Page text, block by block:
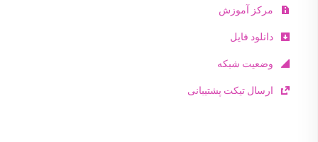
مرکز آموزش
دانلود فایل
وضعیت شبکه
ارسال تیکت پشتیبانی